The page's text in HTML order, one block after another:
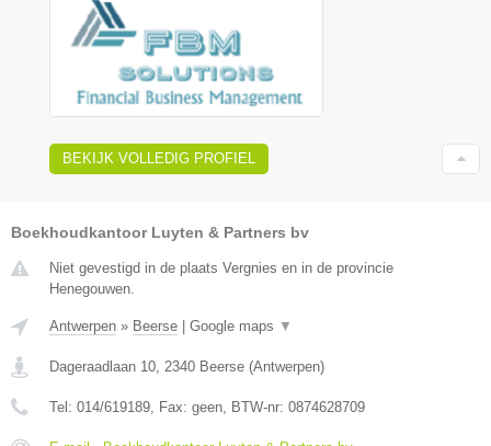
BEKIJK VOLLEDIG PROFIEL
Boekhoudkantoor Luyten & Partners bv
Niet gevestigd in de plaats Vergnies en in de provincie
Henegouwen.
Antwerpen » Beerse Google maps ▼
Dageraadlaan 10, 2340 Beerse (Antwerpen)
Tel: 014/619189, Fax: geen, BTW-nr: 0874628709